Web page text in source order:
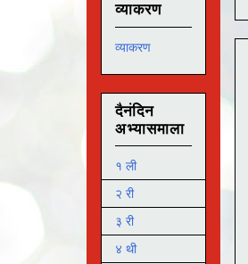
व्याकरण
व्याकरण
दैनंदिन
अभ्यासमाला
१ ली
२ री
३ री
४ थी